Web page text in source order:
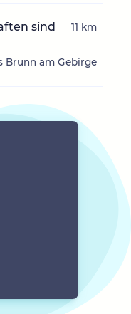
sind
Brunn am Gebirge
11 km